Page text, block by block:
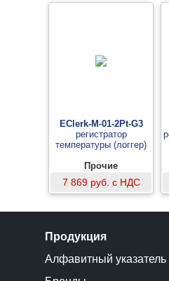
EClerk-M-01-2Pt-G3
регистратор
температуры (логгер)
Прочие
7 869 руб. с НДС
Продукция
Алфавитный указатель